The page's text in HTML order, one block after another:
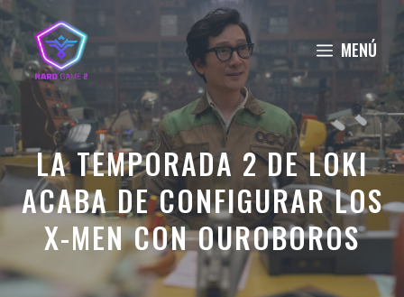
Saltar
al
contenido
MENÚ
LA TEMPORADA 2 DE LOKI
ACABA DE CONFIGURAR LOS
X-MEN CON OUROBOROS